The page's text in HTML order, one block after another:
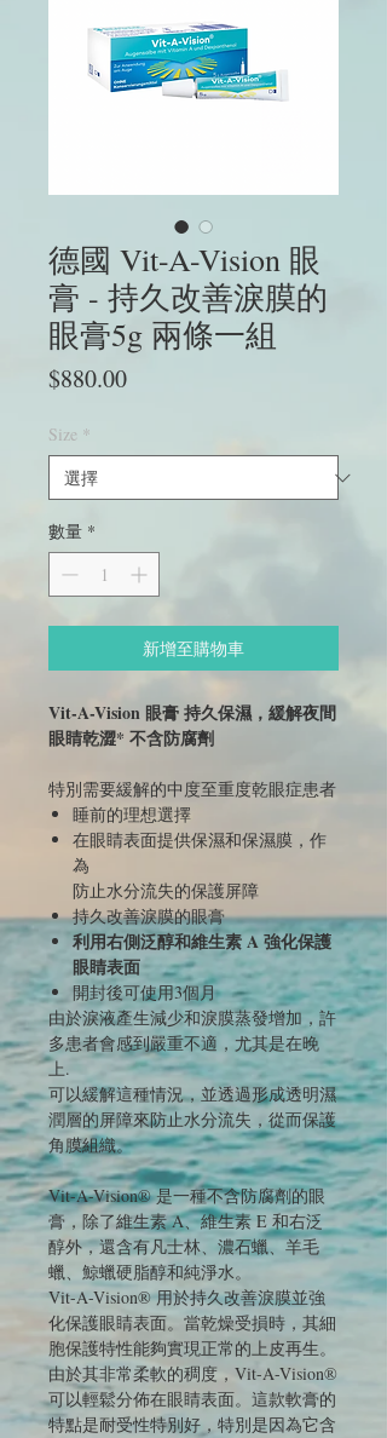
德國 Vit-A-Vision 眼
膏 - 持久改善淚膜的
眼膏5g 兩條一組
$880.00價
Size *
數量 *
新增至購物車
Vit-A-Vision 眼膏 持久保濕，緩解夜間
眼睛乾澀* 不含防腐劑
特別需要緩解的中度至重度乾眼症患者
睡前的理想選擇
在眼睛表面提供保濕和保濕膜，作
為
防止水分流失的保護屏障
持久改善淚膜的眼膏
利用右側泛醇和維生素 A 強化保護
眼睛表面
開封後可使用3個月
由於淚液產生減少和淚膜蒸發增加，許
多患者會感到嚴重不適，尤其是在晚
上.
可以緩解這種情況，並透過形成透明濕
潤層的屏障來防止水分流失，從而保護
角膜組織。
Vit-A-Vision® 是一種不含防腐劑的眼
膏，除了維生素 A、維生素 E 和右泛
醇外，還含有凡士林、濃石蠟、羊毛
蠟、鯨蠟硬脂醇和純淨水。
Vit-A-Vision® 用於持久改善淚膜並強
化保護眼睛表面。當乾燥受損時，其細
胞保護特性能夠實現正常的上皮再生。
由於其非常柔軟的稠度，Vit-A-Vision®
可以輕鬆分佈在眼睛表面。這款軟膏的
特點是耐受性特別好，特別是因為它含